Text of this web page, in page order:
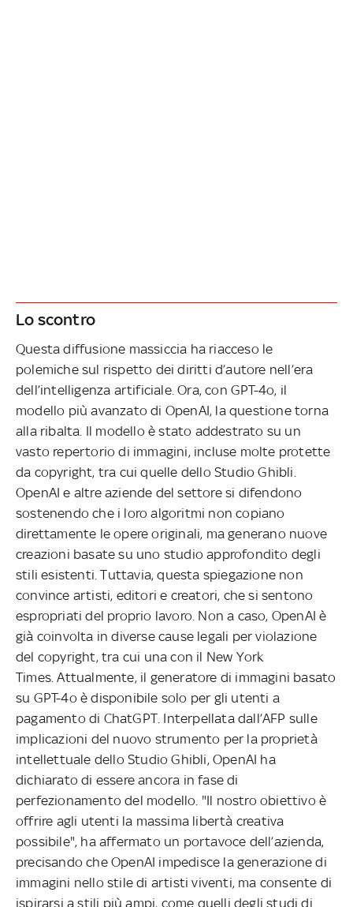
Lo scontro
Questa diffusione massiccia ha riacceso le
polemiche sul rispetto dei diritti d’autore nell’era
dell’intelligenza artificiale. Ora, con GPT-4o, il
modello più avanzato di OpenAI, la questione torna
alla ribalta. Il modello è stato addestrato su un
vasto repertorio di immagini, incluse molte protette
da copyright, tra cui quelle dello Studio Ghibli.
OpenAI e altre aziende del settore si difendono
sostenendo che i loro algoritmi non copiano
direttamente le opere originali, ma generano nuove
creazioni basate su uno studio approfondito degli
stili esistenti. Tuttavia, questa spiegazione non
convince artisti, editori e creatori, che si sentono
espropriati del proprio lavoro. Non a caso, OpenAI è
già coinvolta in diverse cause legali per violazione
del copyright, tra cui una con il New York
Times. Attualmente, il generatore di immagini basato
su GPT-4o è disponibile solo per gli utenti a
pagamento di ChatGPT. Interpellata dall’AFP sulle
implicazioni del nuovo strumento per la proprietà
intellettuale dello Studio Ghibli, OpenAI ha
dichiarato di essere ancora in fase di
perfezionamento del modello. "Il nostro obiettivo è
offrire agli utenti la massima libertà creativa
possibile", ha affermato un portavoce dell’azienda,
precisando che OpenAI impedisce la generazione di
immagini nello stile di artisti viventi, ma consente di
ispirarsi a stili più ampi, come quelli degli studi di